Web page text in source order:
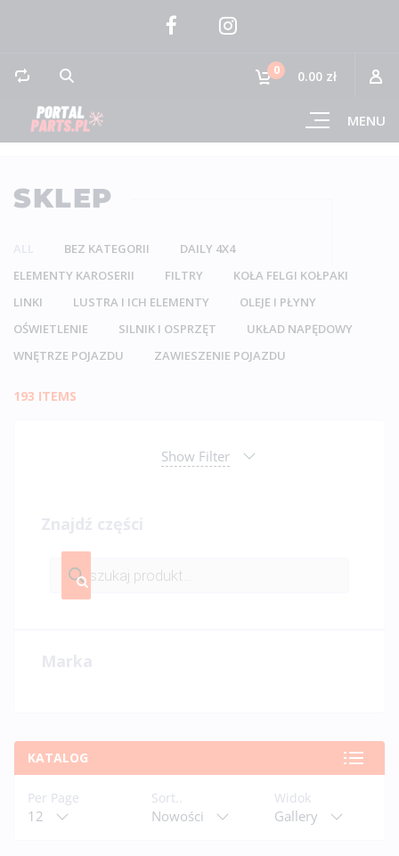
MENU
0 0.00 zł
SKLEP
BEZ KATEGORII
DAILY 4X4
ELEMENTY KAROSERII
FILTRY
KOŁA FELGI KOŁPAKI
LINKI
LUSTRA I ICH ELEMENTY
OLEJE I PŁYNY
OŚWIETLENIE
SILNIK I OSPRZĘT
UKŁAD NAPĘDOWY
WNĘTRZE POJAZDU
ZAWIESZENIE POJAZDU
193 ITEMS
Show Filter
KATALOG
Widok
Gallery
Sort..
Nowości
Per Page
12